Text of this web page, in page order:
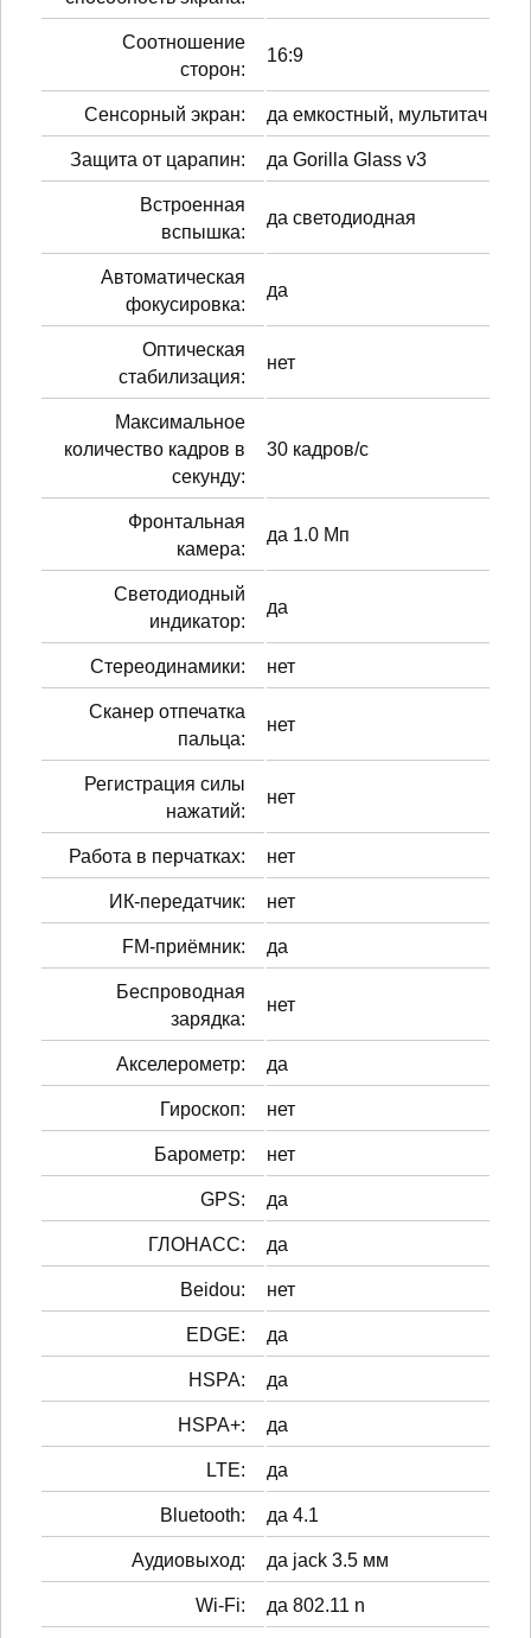
Соотношение
сторон:
16:9
Сенсорный экран: да емкостный, мультитач
Защита от царапин: да Gorilla Glass v3
Встроенная
вспышка:
да светодиодная
Автоматическая
фокусировка:
да
Оптическая
стабилизация:
нет
Максимальное
количество кадров в
секунду:
30 кадров/с
Фронтальная
камера:
да 1.0 Мп
Светодиодный
индикатор:
да
Стереодинамики: нет
Сканер отпечатка
пальца:
нет
Регистрация силы
нажатий:
нет
Работа в перчатках: нет
ИК-передатчик: нет
FM-приёмник: да
Беспроводная
зарядка:
нет
Акселерометр: да
Гироскоп: нет
Барометр: нет
GPS: да
ГЛОНАСС: да
Beidou: нет
EDGE: да
HSPA: да
HSPA+: да
LTE: да
Bluetooth: да 4.1
Аудиовыход: да jack 3.5 мм
Wi-Fi: да 802.11 n